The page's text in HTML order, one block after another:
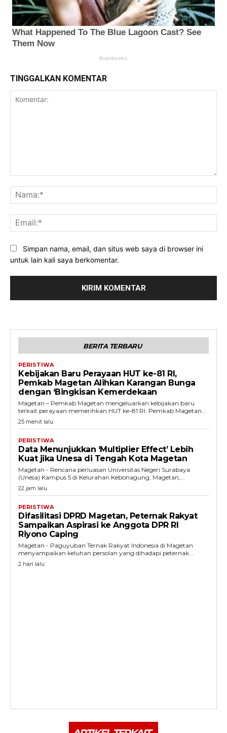
TINGGALKAN KOMENTAR
Simpan nama, email, dan situs web saya di browser ini
untuk lain kali saya berkomentar.
BERITA TERBARU
PERISTIWA
Kebijakan Baru Perayaan HUT ke-81 RI,
Pemkab Magetan Alihkan Karangan Bunga
dengan ‘Bingkisan Kemerdekaan
Magetan – Pemkab Magetan mengeluarkan kebijakan baru
terkait perayaan memerihkan HUT ke-81 RI. Pemkab Magetan...
25 menit lalu
PERISTIWA
Data Menunjukkan ‘Multiplier Effect’ Lebih
Kuat jika Unesa di Tengah Kota Magetan
Magetan - Rencana perluasan Universitas Negeri Surabaya
(Unesa) Kampus 5 di Kelurahan Kebonagung, Magetan,...
22 jam lalu
PERISTIWA
Difasilitasi DPRD Magetan, Peternak Rakyat
Sampaikan Aspirasi ke Anggota DPR RI
Riyono Caping
Magetan - Paguyuban Ternak Rakyat Indonesia di Magetan
menyampaikan keluhan persolan yang dihadapi peternak...
2 hari lalu